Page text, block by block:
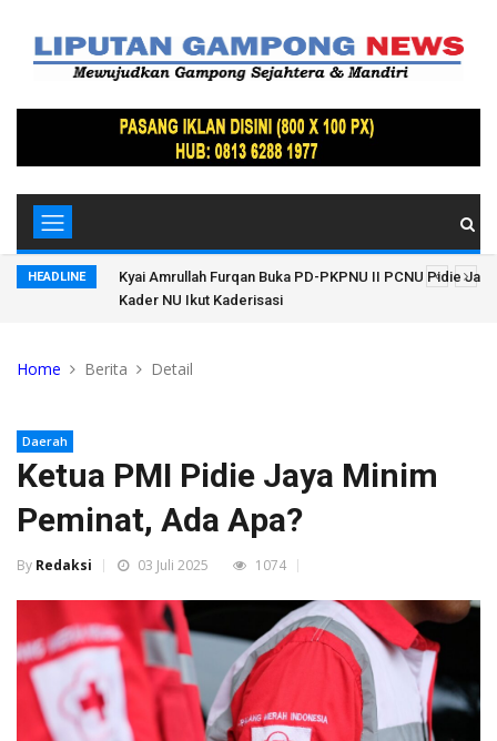
HEADLINE
Kyai Amrullah Furqan Buka PD-PKPNU II PCNU Pidie
Kader NU Ikut Kaderisasi
Home Berita Detail
Daerah
Ketua PMI Pidie Jaya Minim
Peminat, Ada Apa?
By Redaksi 03 Juli 2025 1074